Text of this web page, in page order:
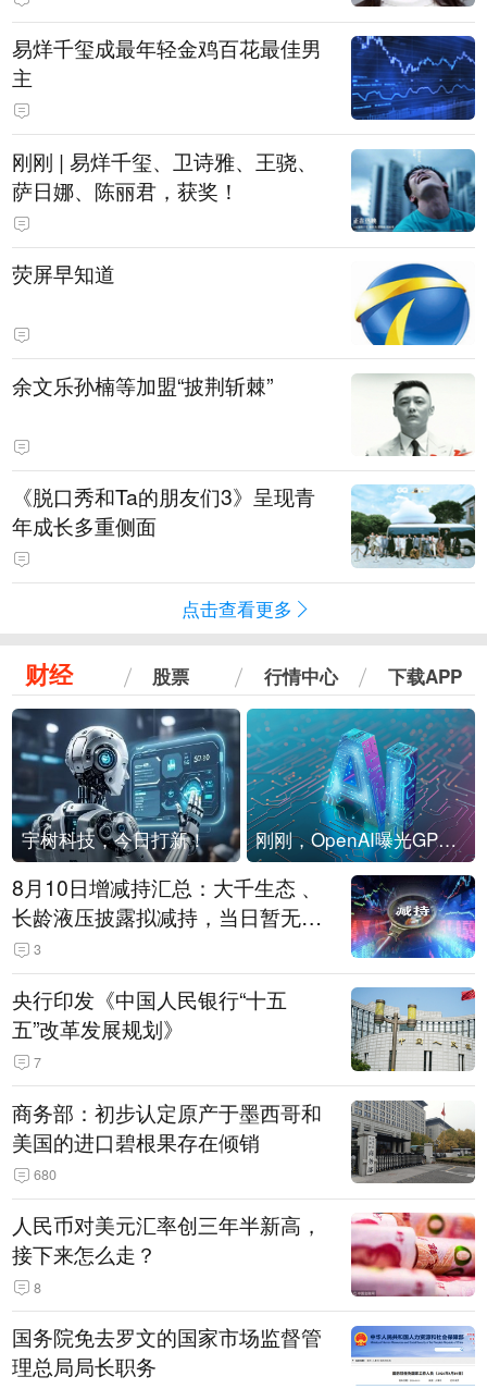
易烊千玺成最年轻金鸡百花最佳男
主
刚刚 | 易烊千玺、卫诗雅、王骁、
萨日娜、陈丽君，获奖！
荧屏早知道
余文乐孙楠等加盟“披荆斩棘”
《脱口秀和Ta的朋友们3》呈现青
年成长多重侧面
点击查看更多
财经 股票 行情中心 下载APP
宇树科技，今日打新！ 刚刚，OpenAI曝光GPT-6！传10万亿参数，8月强行发布
8月10日增减持汇总：大千生态 、
长龄液压披露拟减持，当日暂无A
股增持（表）
3
央行印发《中国人民银行“十五
五”改革发展规划》
7
商务部：初步认定原产于墨西哥和
美国的进口碧根果存在倾销
680
人民币对美元汇率创三年半新高，
接下来怎么走？
8
国务院免去罗文的国家市场监督管
理总局局长职务